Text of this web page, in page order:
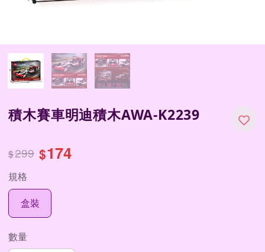
積木賽車明迪積木AWA-K2239
$299 $174
規格
盒裝
數量